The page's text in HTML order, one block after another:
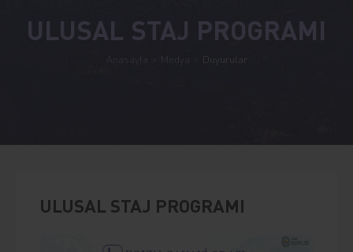
ULUSAL STAJ PROGRAMI
Anasayfa Medya Duyurular
ULUSAL STAJ PROGRAMI